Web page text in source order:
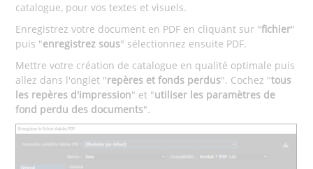
catalogue, pour vos textes et visuels.
Enregistrez votre document en PDF en cliquant sur "fichier"
puis "enregistrez sous" sélectionnez ensuite PDF.
Mettre votre création de catalogue en qualité optimale puis
allez dans l'onglet "repères et fonds perdus". Cochez "tous
les repères d'impression" et "utiliser les paramètres de
fond perdu des documents".